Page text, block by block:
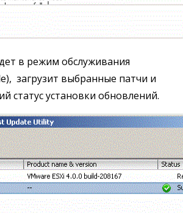
в режим обслуживания
загрузит выбранные патчи и
статус установки обновлений.